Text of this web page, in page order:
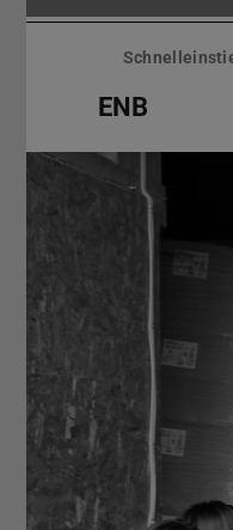
Menü
überspringen
ENB